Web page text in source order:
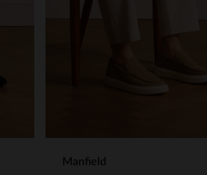
Manfield